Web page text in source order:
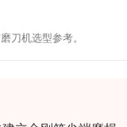
刀机选型参考。